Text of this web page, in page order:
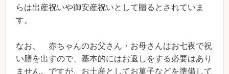
らは出産祝いや御安産祝いとして贈るとされていま
す。
なお、 赤ちゃんのお父さん・お母さんはお七夜で祝
い膳を出すので、基本的にはお返しをする必要はあり
ません。ですが、お土産としてお菓子などを準備して